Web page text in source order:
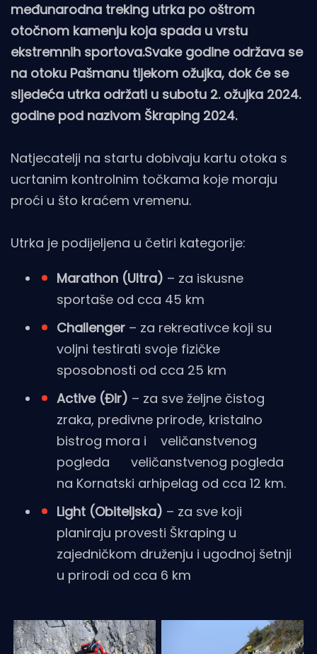
međunarodna treking utrka po oštrom
otočnom kamenju koja spada u vrstu
ekstremnih sportova.Svake godine održava se
na otoku Pašmanu tijekom ožujka, dok će se
sljedeća utrka održati u subotu 2. ožujka 2024.
godine pod nazivom Škraping 2024.
Natjecatelji na startu dobivaju kartu otoka s
ucrtanim kontrolnim točkama koje moraju
proći u što kraćem vremenu.
Utrka je podijeljena u četiri kategorije:
Marathon (Ultra) – za iskusne
sportaše od cca 45 km
Challenger – za rekreativce koji su
voljni testirati svoje fizičke
sposobnosti od cca 25 km
Active (Đir) – za sve željne čistog
zraka, predivne prirode, kristalno
bistrog mora i veličanstvenog
pogleda veličanstvenog pogleda
na Kornatski arhipelag od cca 12 km.
Light (Obiteljska) – za sve koji
planiraju provesti Škraping u
zajedničkom druženju i ugodnoj šetnji
u prirodi od cca 6 km